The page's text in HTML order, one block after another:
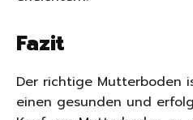
Fazit
Der richtige Mutterboden
einen gesunden und